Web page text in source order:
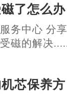
了怎么办
务中心 分
磁的解决
芯保养方